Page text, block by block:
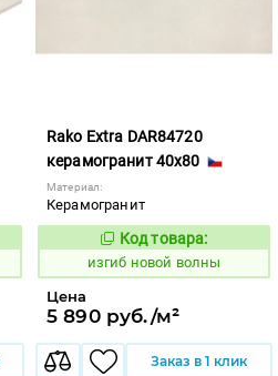
Rako Extra DAR84720
керамогранит 40x80
Материал:
Керамогранит
570637
Код товара:
изгиб новой волны
Цена
5 890 руб./м²
Заказ в 1 клик